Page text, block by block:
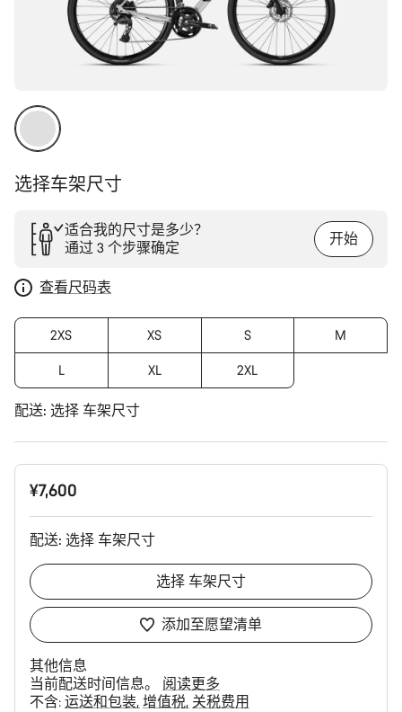
选择车架尺寸
适合我的尺寸是多少？
通过 3 个步骤确定
开始
查看尺码表
2XS XS S M
L XL 2XL
配送: 选择 车架尺寸
¥7,600
配送: 选择 车架尺寸
选择 车架尺寸
添加至愿望清单
其他信息
当前配送时间信息。 阅读更多
不含: 运送和包装 增值税 关税费用